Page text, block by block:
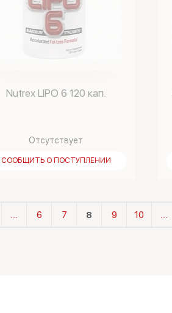
Nutrex LIPO 6 120 кап.
Отсутствует
СООБЩИТЬ О ПОСТУПЛЕНИИ
... 6 7 8 9 10 ...